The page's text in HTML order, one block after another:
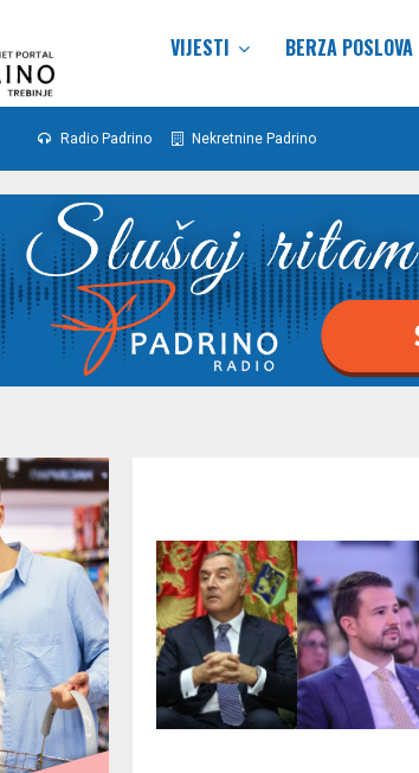
VIJESTI BERZA POSLOVA
Radio Padrino Nekretnine Padrino